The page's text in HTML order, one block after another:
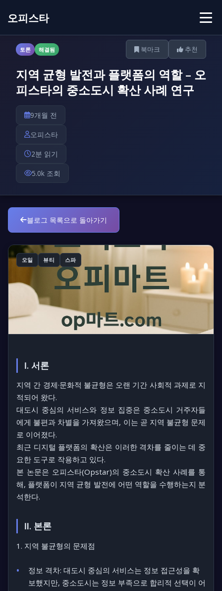
오피스타
토론 해결됨 북마크 추천
지역 균형 발전과 플랫폼의 역할 – 오
피스타의 중소도시 확산 사례 연구
9개월 전
오피스타
2분 읽기
5.0k 조회
블로그 목록으로 돌아가기
오일 뷰티 스파
Ⅰ. 서론
지역 간 경제·문화적 불균형은 오랜 기간 사회적 과제로 지
적되어 왔다.
대도시 중심의 서비스와 정보 집중은 중소도시 거주자들
에게 불편과 차별을 가져왔으며, 이는 곧 지역 불균형 문제
로 이어졌다.
최근 디지털 플랫폼의 확산은 이러한 격차를 줄이는 데 중
요한 도구로 작용하고 있다.
본 논문은 오피스타(Opstar)의 중소도시 확산 사례를 통
해, 플랫폼이 지역 균형 발전에 어떤 역할을 수행하는지 분
석한다.
Ⅱ. 본론
1. 지역 불균형의 문제점
정보 격차: 대도시 중심의 서비스는 정보 접근성을 확
보했지만, 중소도시는 정보 부족으로 합리적 선택이 어